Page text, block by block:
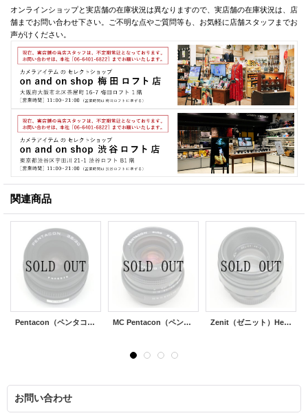
オンラインショップと実店舗の在庫状況は異なりますので、実店舗の在庫状況は、店
舗までお問い合わせ下さい。ご不明な点やご質問等も、お気軽に店舗スタッフまでお
声がけください。
関連商品
Pentacon（ペンタコン）30mm/F3.5 MC Pentacon（ペンタコン）Auto 29mm/F2.8 Zenit（ゼニット）Helios-44-2（ヘリオス）58mm/F2
お問い合わせ